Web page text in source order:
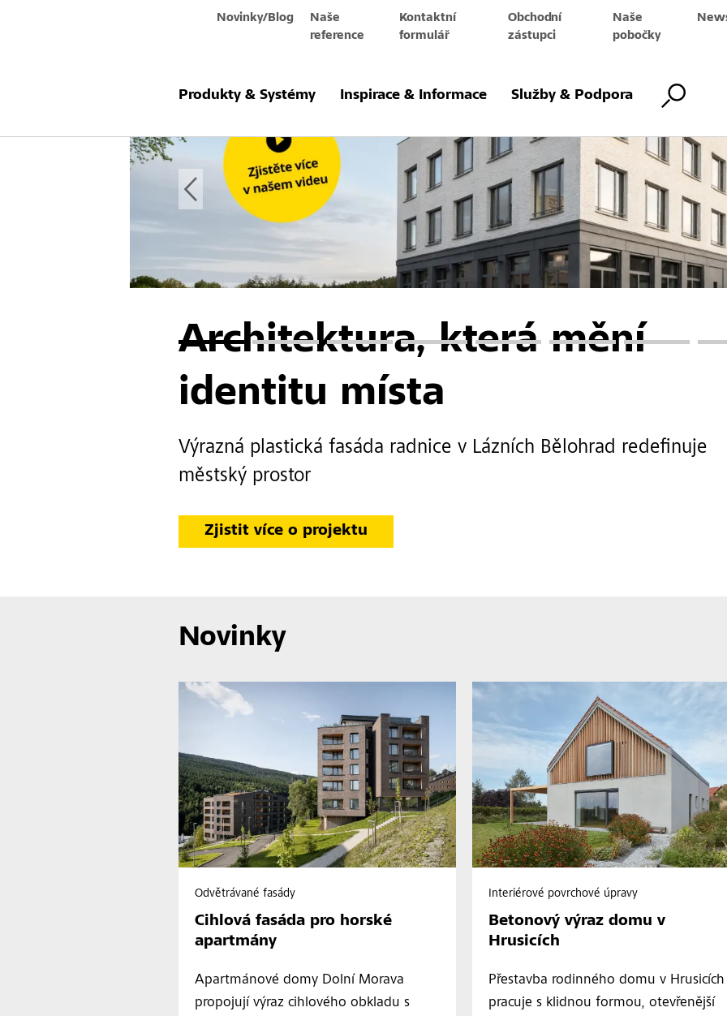
Novinky/Blog
Naše
reference
Kontaktní
formulář
Obchodní
zástupci
Naše
pobočky
Produkty & Systémy Inspirace & Informace Služby & Podpora
Architektura, která mění
identitu místa
Výrazná plastická fasáda radnice v Lázních Bělohrad redefinuje
městský prostor
Zjistit více o projektu
Novinky
Cihlová fasáda pro horské
apartmány
Apartmánové domy Dolní Morava
propojují výraz cihlového obkladu s
Odvětrávané fasády
Betonový výraz domu v
Hrusicích
Přestavba rodinného domu v Hrusicích
pracuje s klidnou formou, otevřenější
Interiérové povrchové úpravy